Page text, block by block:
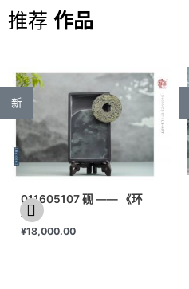
推荐 作品
新
011605107 砚 —— 《环
碧》
¥18,000.00